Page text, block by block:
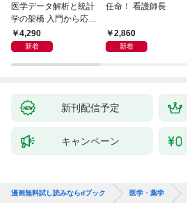
医学データ解析と統計
学の架橋 入門から応用
へつなぐ
4,290
新着
任命！ 看護師長
2,860
新着
新刊配信予定
キャンペーン
漫画無料試し読みならdブック 医学・薬学